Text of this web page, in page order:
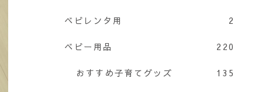
ベビレンタ用 2
ベビー用品 220
おすすめ子育てグッズ 135